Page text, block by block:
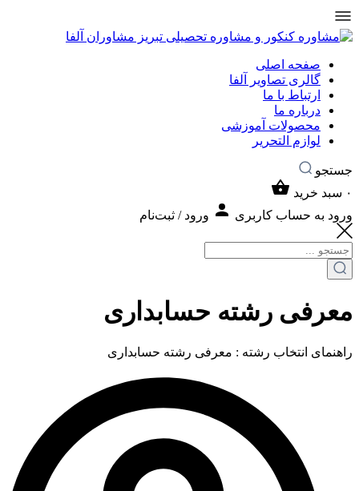
صفحه اصلی
گالری تصاویر آلفا
ارتباط با ما
درباره ما
محصولات آموزشی
لوازم التحریر
جستجو
۰ سبد خرید
ورود به حساب کاربری
ورود / ثبت‌نام
معرفی رشته حسابداری
راهنمای انتخاب رشته : معرفی رشته حسابداری